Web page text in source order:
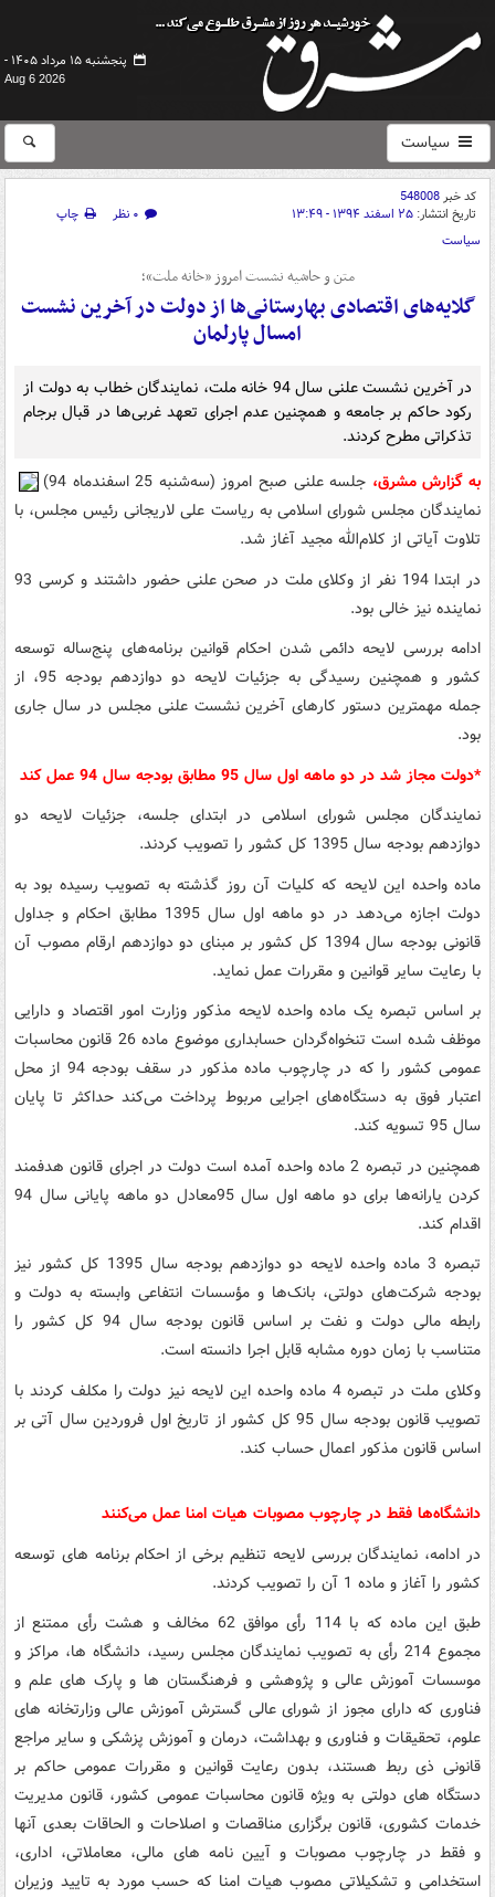
پنجشنبه ۱۵ مرداد ۱۴۰۵ -
Aug 6 2026
سیاست
کد خبر548008
تاریخ انتشار: ۲۵ اسفند ۱۳۹۴ - ۱۳:۴۹ ۰ نظر
چاپ
سیاست
متن و حاشیه نشست امروز «خانه ملت»؛
گلایه‌های اقتصادی بهارستانی‌ها از دولت در آخرین نشست
امسال پارلمان
در آخرین نشست علنی سال 94 خانه ملت، نمایندگان خطاب به دولت از
رکود حاکم بر جامعه و همچنین عدم اجرای تعهد غربی‌ها در قبال برجام
تذکراتی مطرح کردند.
به گزارش مشرق،
جلسه علنی صبح امروز (سه‌شنبه 25 اسفندماه 94)
نمایندگان مجلس شورای اسلامی به ریاست علی لاریجانی رئیس مجلس، با
تلاوت آیاتی از کلام‌الله مجید آغاز شد.
در ابتدا 194 نفر از وکلای ملت در صحن علنی حضور داشتند و کرسی 93
نماینده نیز خالی بود.
ادامه بررسی لایحه دائمی شدن احکام قوانین برنامه‌های پنج‌ساله توسعه
کشور و همچنین رسیدگی به جزئیات لایحه دو دوازدهم بودجه 95، از
جمله مهمترین دستور کارهای آخرین نشست علنی مجلس در سال جاری
بود.
*دولت مجاز شد در دو ماهه اول سال 95 مطابق بودجه سال 94 عمل کند
نمایندگان مجلس شورای اسلامی در ابتدای جلسه، جزئیات لایحه دو
دوازدهم بودجه سال 1395 کل کشور را تصویب کردند.
ماده واحده این لایحه که کلیات آن روز گذشته به تصویب رسیده بود به
دولت اجازه می‌دهد در دو ماهه اول سال 1395 مطابق احکام و جداول
قانونی بودجه سال 1394 کل کشور بر مبنای دو دوازدهم ارقام مصوب آن
با رعایت سایر قوانین و مقررات عمل نماید.
بر اساس تبصره یک ماده واحده لایحه مذکور وزارت امور اقتصاد و دارایی
موظف شده است تنخواه‌گردان حسابداری موضوع ماده 26 قانون محاسبات
عمومی کشور را که در چارچوب ماده مذکور در سقف بودجه 94 از محل
اعتبار فوق به دستگاه‌های اجرایی مربوط پرداخت می‌کند حداکثر تا پایان
سال 95 تسویه کند.
همچنین در تبصره 2 ماده واحده آمده است دولت در اجرای قانون هدفمند
کردن یارانه‌ها برای دو ماهه اول سال 95معادل دو ماهه پایانی سال 94
اقدام کند.
تبصره 3 ماده واحده لایحه دو دوازدهم بودجه سال 1395 کل کشور نیز
بودجه شرکت‌های دولتی، بانک‌ها و مؤسسات انتفاعی وابسته به دولت و
رابطه مالی دولت و نفت بر اساس قانون بودجه سال 94 کل کشور را
متناسب با زمان دوره مشابه قابل اجرا دانسته است.
وکلای ملت در تبصره 4 ماده واحده این لایحه نیز دولت را مکلف کردند با
تصویب قانون بودجه سال 95 کل کشور از تاریخ اول فروردین سال آتی بر
اساس قانون مذکور اعمال حساب کند.
دانشگاه‌ها فقط در چارچوب مصوبات هیات امنا عمل می‌کنند
در ادامه، نمایندگان بررسی لایحه تنظیم برخی از احکام برنامه های توسعه
کشور را آغاز و ماده 1 آن را تصویب کردند.
طبق این ماده که با 114 رأی موافق 62 مخالف و هشت رأی ممتنع از
مجموع 214 رأی به تصویب نمایندگان مجلس رسید، دانشگاه ها، مراکز و
موسسات آموزش عالی و پژوهشی و فرهنگستان ها و پارک های علم و
فناوری که دارای مجوز از شورای عالی گسترش آموزش عالی وزارتخانه های
علوم، تحقیقات و فناوری و بهداشت، درمان و آموزش پزشکی و سایر مراجع
قانونی ذی ربط هستند، بدون رعایت قوانین و مقررات عمومی حاکم بر
دستگاه های دولتی به ویژه قانون محاسبات عمومی کشور، قانون مدیریت
خدمات کشوری، قانون برگزاری مناقصات و اصلاحات و الحاقات بعدی آنها
و فقط در چارچوب مصوبات و آیین نامه های مالی، معاملاتی، اداری،
استخدامی و تشکیلاتی مصوب هیات امنا که حسب مورد به تایید وزیران